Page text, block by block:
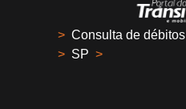
> Consulta de débitos
> SP >